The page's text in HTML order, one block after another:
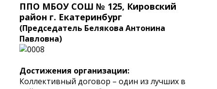
ППО МБОУ СОШ № 125, Кировский
район г. Екатеринбург
(Председатель Белякова Антонина
Павловна)
Достижения организации:
Коллективный договор – один из лучших в